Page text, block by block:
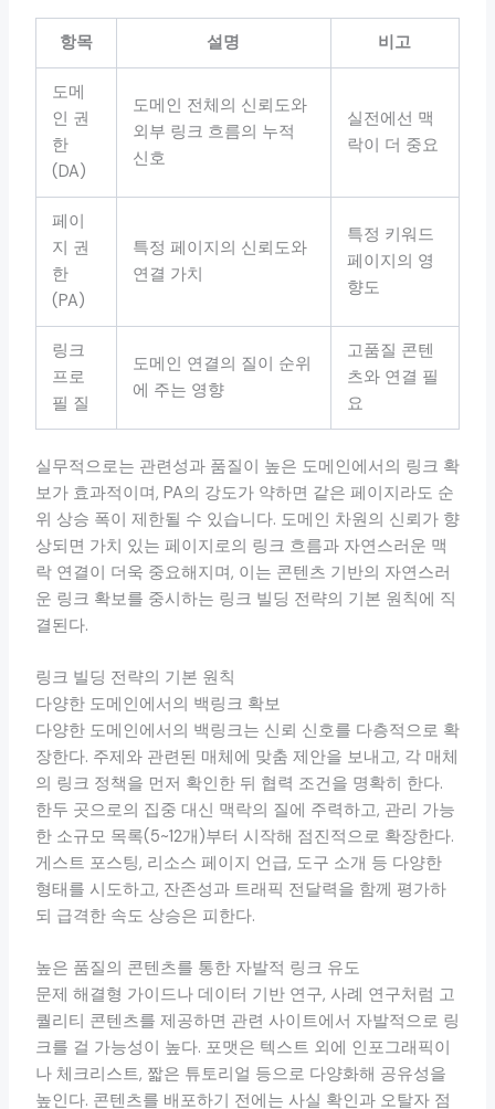
항목 설명 비고
도메
인 권
한
(DA)
도메인 전체의 신뢰도와
외부 링크 흐름의 누적
신호
실전에선 맥
락이 더 중요
페이
지 권
한
(PA)
특정 페이지의 신뢰도와
연결 가치
특정 키워드
페이지의 영
향도
링크
프로
필 질
도메인 연결의 질이 순위
에 주는 영향
고품질 콘텐
츠와 연결 필
요
실무적으로는 관련성과 품질이 높은 도메인에서의 링크 확
보가 효과적이며, PA의 강도가 약하면 같은 페이지라도 순
위 상승 폭이 제한될 수 있습니다. 도메인 차원의 신뢰가 향
상되면 가치 있는 페이지로의 링크 흐름과 자연스러운 맥
락 연결이 더욱 중요해지며, 이는 콘텐츠 기반의 자연스러
운 링크 확보를 중시하는 링크 빌딩 전략의 기본 원칙에 직
결된다.
링크 빌딩 전략의 기본 원칙
다양한 도메인에서의 백링크 확보
다양한 도메인에서의 백링크는 신뢰 신호를 다층적으로 확
장한다. 주제와 관련된 매체에 맞춤 제안을 보내고, 각 매체
의 링크 정책을 먼저 확인한 뒤 협력 조건을 명확히 한다.
한두 곳으로의 집중 대신 맥락의 질에 주력하고, 관리 가능
한 소규모 목록(5~12개)부터 시작해 점진적으로 확장한다.
게스트 포스팅, 리소스 페이지 언급, 도구 소개 등 다양한
형태를 시도하고, 잔존성과 트래픽 전달력을 함께 평가하
되 급격한 속도 상승은 피한다.
높은 품질의 콘텐츠를 통한 자발적 링크 유도
문제 해결형 가이드나 데이터 기반 연구, 사례 연구처럼 고
퀄리티 콘텐츠를 제공하면 관련 사이트에서 자발적으로 링
크를 걸 가능성이 높다. 포맷은 텍스트 외에 인포그래픽이
나 체크리스트, 짧은 튜토리얼 등으로 다양화해 공유성을
높인다. 콘텐츠를 배포하기 전에는 사실 확인과 오탈자 점